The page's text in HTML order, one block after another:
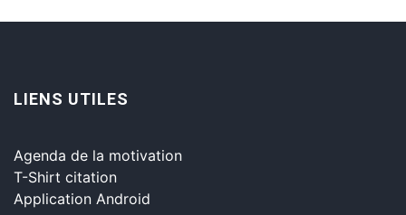
LIENS UTILES
Agenda de la motivation
T-Shirt citation
Application Android